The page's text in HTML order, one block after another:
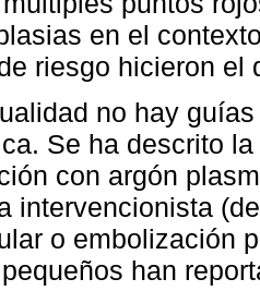
en el
riesgo hicieron el
no hay
Se ha descrito
con argón
intervencionista
o embolización
han